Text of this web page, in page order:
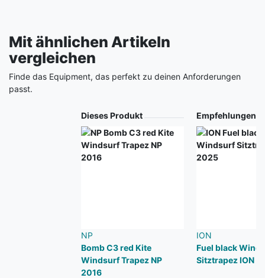
Mit ähnlichen Artikeln
vergleichen
Finde das Equipment, das perfekt zu deinen Anforderungen
passt.
Dieses Produkt
NP
Bomb C3 red Kite
Windsurf Trapez NP
2016
Empfehlungen
ION
Fuel black
Sitztrapez ION